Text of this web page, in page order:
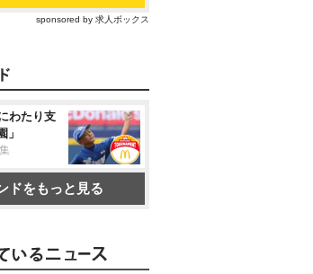
sponsored by 求人ボックス
わたり支
」
ドをもっと見る